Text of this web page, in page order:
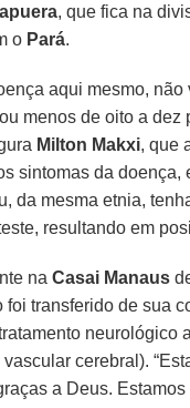
, que fica na
o Pará.
aqui mesmo, não
menos de oito a dez
Milton Makxi, que
sintomas da doença,
da mesma etnia,
resultando em
naCasai Manaus
foi transferido de sua
neurológico
cerebral).
a Deus. Estamos